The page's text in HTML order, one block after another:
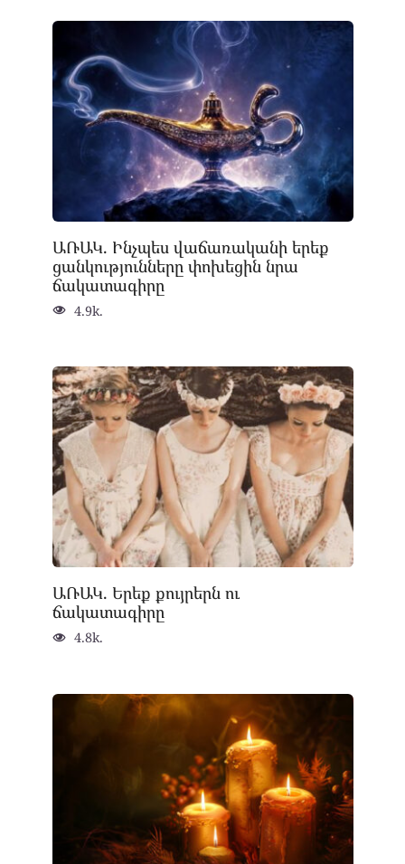
ԱՌԱԿ. Ինչպես վաճառականի երեք
ցանկությունները փոխեցին նրա
ճակատագիրը
4.9k.
ԱՌԱԿ. Երեք քույրերն ու
ճակատագիրը
4.8k.